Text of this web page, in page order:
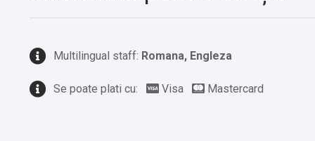
Multilingual staff: Romana, Engleza
Se poate plati cu: Visa Mastercard